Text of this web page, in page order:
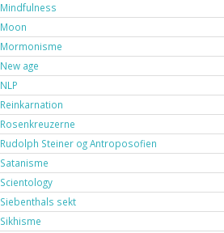
Mindfulness
Moon
Mormonisme
New age
NLP
Reinkarnation
Rosenkreuzerne
Rudolph Steiner og Antroposofien
Satanisme
Scientology
Siebenthals sekt
Sikhisme